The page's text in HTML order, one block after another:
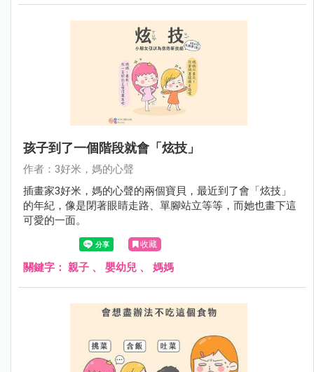
孩子到了一個階段就會「炫技」
作者：3好米，媽的心聲
插畫家3好米，媽的心聲的兩個寶貝，最近到了會「炫技」
的年紀，像是閉著眼睛走路、單腳站立等等，而她也畫下這
可愛的一面。
收藏
關鍵字： 親子 、 嬰幼兒 、 媽媽